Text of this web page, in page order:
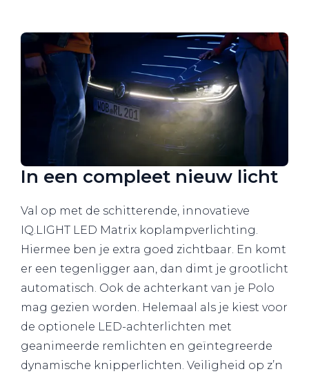
In een compleet nieuw licht
Val op met de schitterende, innovatieve
IQ.LIGHT LED Matrix koplampverlichting.
Hiermee ben je extra goed zichtbaar. En komt
er een tegenligger aan, dan dimt je grootlicht
automatisch. Ook de achterkant van je Polo
mag gezien worden. Helemaal als je kiest voor
de optionele LED-achterlichten met
geanimeerde remlichten en geïntegreerde
dynamische knipperlichten. Veiligheid op z’n